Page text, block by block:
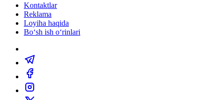
Kontaktlar
Reklama
Loyiha haqida
Bo‘sh ish o‘rinlari